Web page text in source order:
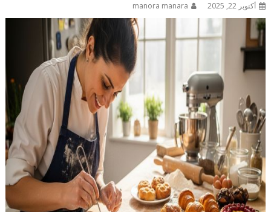
أكتوبر 22, 2025 manora manara